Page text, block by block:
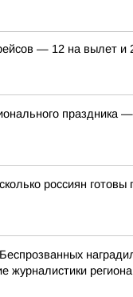
— 12 на вылет и
праздника
россиян
журналистики региона